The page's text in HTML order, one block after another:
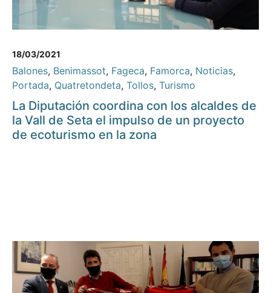
18/03/2021
Balones, Benimassot, Fageca, Famorca, Noticias,
Portada, Quatretondeta, Tollos, Turismo
La Diputación coordina con los alcaldes de
la Vall de Seta el impulso de un proyecto
de ecoturismo en la zona